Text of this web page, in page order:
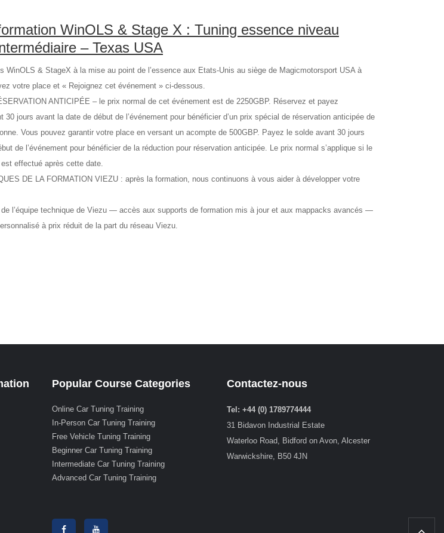
WinOLS & Stage X : Tuning essence niveau
– Texas USA
WinOLS & StageX à la mise au point de l’essence aux Etats-Unis au siège de Magicmotorsport USA à
votre place et « Rejoignez cet événement » ci-dessous.
ANTICIPÉE – le prix normal de cet événement est de 2250GBP. Réservez et payez
30 jours avant la date de début de l’événement pour bénéficier d’un prix spécial de réservation anticipée de
Vous pouvez garantir votre place en versant un acompte de 500GBP. Payez le solde avant 30 jours
de l’événement pour bénéficier de la réduction pour réservation anticipée. Le prix normal s’applique si le
effectué après cette date.
DE LA FORMATION VIEZU : après la formation, nous continuons à vous aider à développer votre
l’équipe technique de Viezu — accès aux supports de formation mis à jour et aux mappacks avancés —
à prix réduit de la part du réseau Viezu.
Popular Course Categories
Online Car Tuning Training
In-Person Car Tuning Training
Free Vehicle Tuning Training
Beginner Car Tuning Training
Intermediate Car Tuning Training
Advanced Car Tuning Training
Contactez-nous
Tel: +44 (0) 1789774444
31 Bidavon Industrial Estate
Waterloo Road, Bidford on Avon, Alcester
Warwickshire, B50 4JN